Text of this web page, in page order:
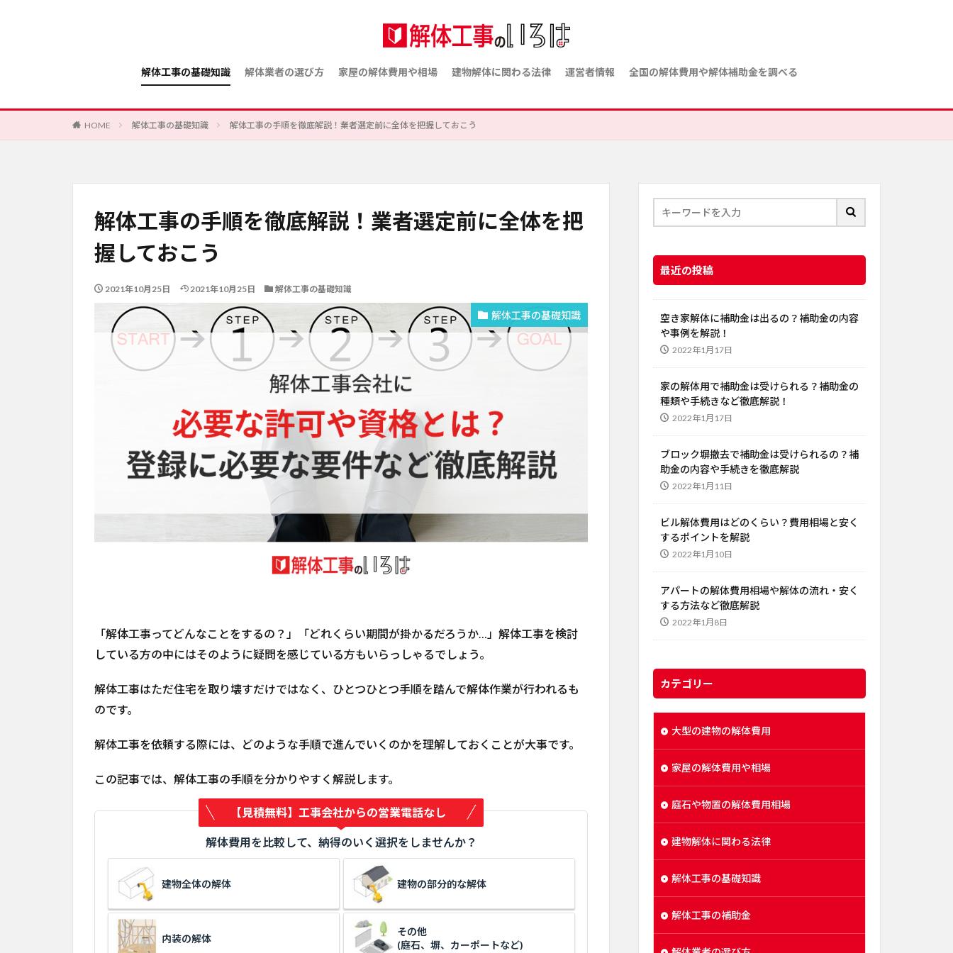
解体工事の基礎知識 解体業者の選び方 家屋の解体費用や相場 建物解体に関わる法律 運営者情報 全国の解体費用や解体補助金を調べる
HOME 解体工事の基礎知識 解体工事の手順を徹底解説！業者選定前に全体を把握しておこう
解体工事の手順を徹底解説！業者選定前に全体を把
握しておこう
2021年10月25日 2021年10月25日 解体工事の基礎知識
解体工事の基礎知識
「解体工事ってどんなことをするの？」「どれくらい期間が掛かるだろうか…」解体工事を検討
している方の中にはそのように疑問を感じている方もいらっしゃるでしょう。
解体工事はただ住宅を取り壊すだけではなく、ひとつひとつ手順を踏んで解体作業が行われるも
のです。
解体工事を依頼する際には、どのような手順で進んでいくのかを理解しておくことが大事です。
この記事では、解体工事の手順を分かりやすく解説します。
【見積無料】工事会社からの営業電話なし
解体費用を比較して、納得のいく選択をしませんか？
建物全体の解体 建物の部分的な解体
内装の解体
その他
(庭石、塀、カーポートなど)
最近の投稿
空き家解体に補助金は出るの？補助金の内容
や事例を解説！
2022年1月17日
家の解体用で補助金は受けられる？補助金の
種類や手続きなど徹底解説！
2022年1月17日
ブロック塀撤去で補助金は受けられるの？補
助金の内容や手続きを徹底解説
2022年1月11日
ビル解体費用はどのくらい？費用相場と安く
するポイントを解説
2022年1月10日
アパートの解体費用相場や解体の流れ・安く
する方法など徹底解説
2022年1月8日
カテゴリー
大型の建物の解体費用
家屋の解体費用や相場
庭石や物置の解体費用相場
建物解体に関わる法律
解体工事の基礎知識
解体工事の補助金